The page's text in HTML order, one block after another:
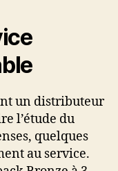
un distributeur
l’étude du
quelques
au service.